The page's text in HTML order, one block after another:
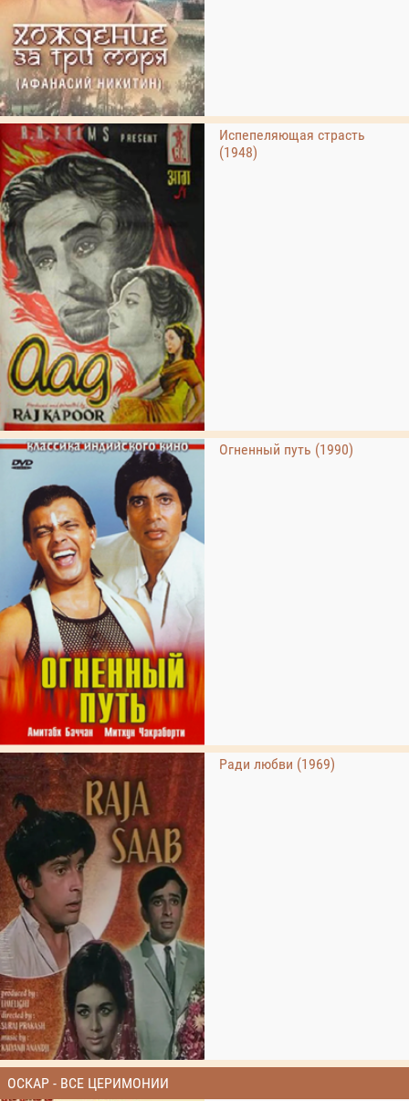
Испепеляющая страсть
(1948)
Огненный путь (1990)
Ради любви (1969)
ОСКАР - ВСЕ ЦЕРИМОНИИ